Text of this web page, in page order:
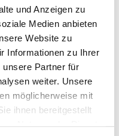
und Anzeigen zu
Medien anbieten
Website zu
Informationen zu Ihrer
unsere Partner für
weiter. Unsere
möglicherweise mit
ihnen bereitgestellt
ist lokale